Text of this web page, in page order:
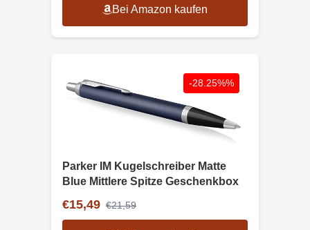
Bei Amazon kaufen
-28.25%%
Parker IM Kugelschreiber Matte
Blue Mittlere Spitze Geschenkbox
€15,49 €21,59